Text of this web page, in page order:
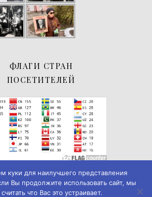
ФЛАГИ СТРАН
ПОСЕТИТЕЛЕЙ
куки для наилучшего представления
Вы продолжите использовать сайт, мы
что Вас это устраивает.